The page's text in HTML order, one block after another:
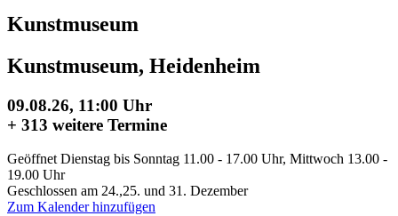
Kunstmuseum
Kunstmuseum, Heidenheim
09.08.26, 11:00 Uhr
+ 313 weitere Termine
Geöffnet Dienstag bis Sonntag 11.00 - 17.00 Uhr, Mittwoch 13.00 -
19.00 Uhr
Geschlossen am 24.,25. und 31. Dezember
Zum Kalender hinzufügen